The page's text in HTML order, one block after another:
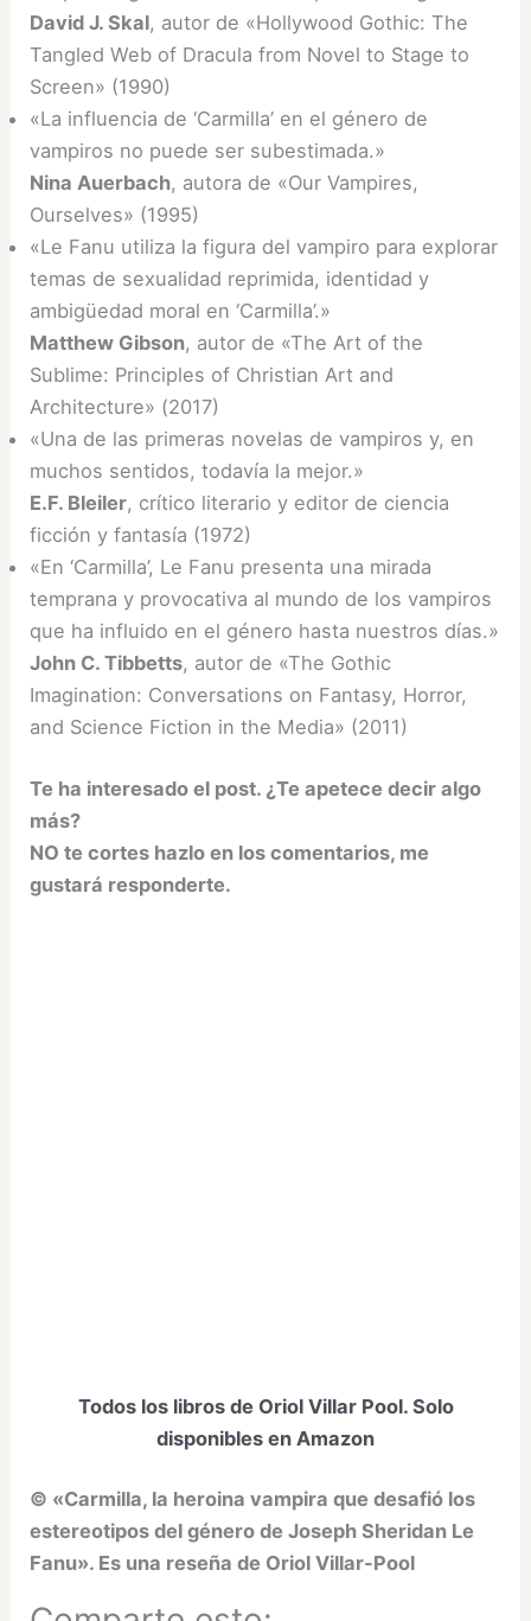
David J. Skal, autor de «Hollywood Gothic: The
Tangled Web of Dracula from Novel to Stage to
Screen» (1990)
«La influencia de ‘Carmilla’ en el género de
vampiros no puede ser subestimada.»
Nina Auerbach, autora de «Our Vampires,
Ourselves» (1995)
«Le Fanu utiliza la figura del vampiro para explorar
temas de sexualidad reprimida, identidad y
ambigüedad moral en ‘Carmilla’.»
Matthew Gibson, autor de «The Art of the
Sublime: Principles of Christian Art and
Architecture» (2017)
«Una de las primeras novelas de vampiros y, en
muchos sentidos, todavía la mejor.»
E.F. Bleiler, crítico literario y editor de ciencia
ficción y fantasía (1972)
«En ‘Carmilla’, Le Fanu presenta una mirada
temprana y provocativa al mundo de los vampiros
que ha influido en el género hasta nuestros días.»
John C. Tibbetts, autor de «The Gothic
Imagination: Conversations on Fantasy, Horror,
and Science Fiction in the Media» (2011)
Te ha interesado el post. ¿Te apetece decir algo
más?
NO te cortes hazlo en los comentarios, me
gustará responderte.
Todos los libros de Oriol Villar Pool. Solo
disponibles en Amazon
© «Carmilla, la heroina vampira que desafió los
estereotipos del género de Joseph Sheridan Le
Fanu». Es una reseña de Oriol Villar-Pool